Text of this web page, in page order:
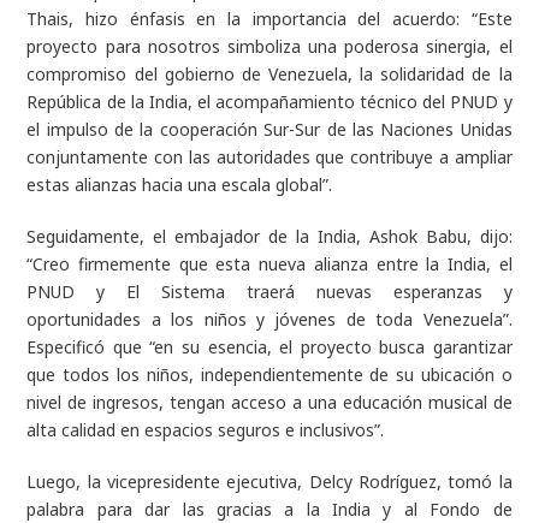
Thais, hizo énfasis en la importancia del acuerdo: “Este
proyecto para nosotros simboliza una poderosa sinergia, el
compromiso del gobierno de Venezuela, la solidaridad de la
República de la India, el acompañamiento técnico del PNUD y
el impulso de la cooperación Sur-Sur de las Naciones Unidas
conjuntamente con las autoridades que contribuye a ampliar
estas alianzas hacia una escala global”.
Seguidamente, el embajador de la India, Ashok Babu, dijo:
“Creo firmemente que esta nueva alianza entre la India, el
PNUD y El Sistema traerá nuevas esperanzas y
oportunidades a los niños y jóvenes de toda Venezuela”.
Especificó que “en su esencia, el proyecto busca garantizar
que todos los niños, independientemente de su ubicación o
nivel de ingresos, tengan acceso a una educación musical de
alta calidad en espacios seguros e inclusivos”.
Luego, la vicepresidente ejecutiva, Delcy Rodríguez, tomó la
palabra para dar las gracias a la India y al Fondo de